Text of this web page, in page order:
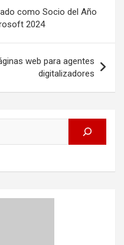
como Socio del Año
2024
web para agentes
digitalizadores